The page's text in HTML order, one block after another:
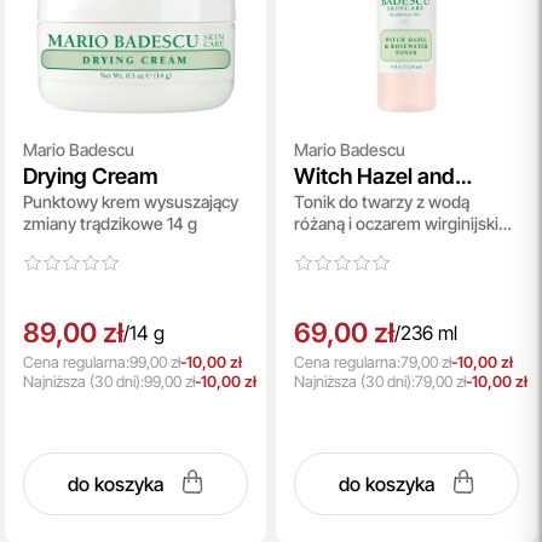
Mario Badescu
Drying Cream
Punktowy krem wysuszający
zmiany trądzikowe 14 g
89,00 zł/14 g
Cena regularna:99,00 zł-10,00 zł
Najniższa (30 dni):99,00 zł-10,00 zł
do koszyka
Mario Badescu
Witch Hazel and
Rosewater Toner
Tonik do twarzy z wodą
różaną i oczarem wirginijskim
69,00 zł/236 ml
Cena regularna:79,00 zł-10,00 zł
Najniższa (30 dni):79,00 zł-10,00 zł
do koszyka